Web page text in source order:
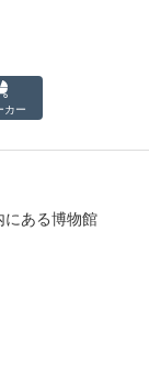
カー
にある博物館